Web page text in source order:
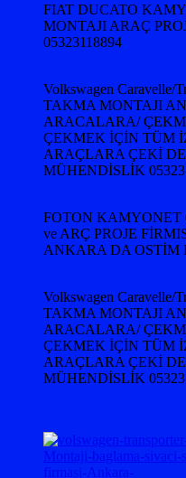
FIAT DUCATO
MONTAJI ARAÇ
05323118894
Volkswagen Caravelle/
TAKMA MONTAJI
ARACALARA/
ÇEKMEK İÇİN TÜM
ARAÇLARA ÇEKİ
MÜHENDİSLİK
FOTON KAMYONET
ve ARÇ PROJE
ANKARA DA OSTİM
Volkswagen Caravelle/
TAKMA MONTAJI
ARACALARA/
ÇEKMEK İÇİN TÜM
ARAÇLARA ÇEKİ
MÜHENDİSLİK